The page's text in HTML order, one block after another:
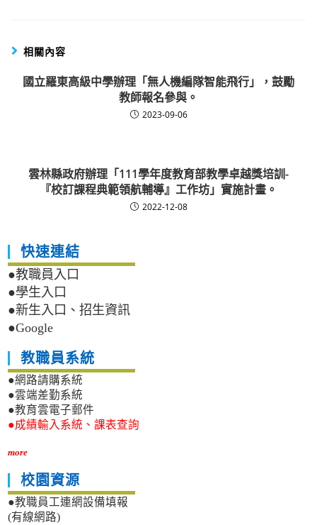
相關內容
國立羅東高級中學辦理「無人機編隊智能飛行」，鼓勵
教師報名參與。
2023-09-06
雲林縣政府辦理「111學年度教育部教學卓越獎培訓-
『校訂課程典範領航輔導』工作坊」實施計畫。
2022-12-08
快速連結
●教職員入口
●學生入口
●新生入口、招生資訊
●Google
教職員系統
●網路請購系統
●雲端差勤系統
●教育雲電子郵件
●成績輸入系統、課表查詢
more
校園資源
●教職員工連網設備填報
(有線網路)